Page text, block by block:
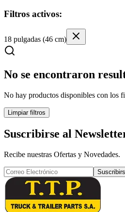
Filtros activos:
18 pulgadas (46 cm)
No se encontraron
No hay productos disponibles con los
Limpiar filtros
Suscribirse al
Recibe nuestras Ofertas y Novedades.